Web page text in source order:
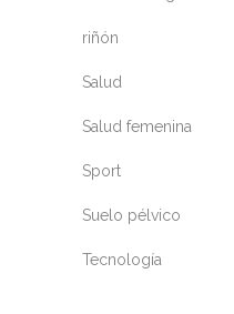
riñón
Salud
Salud femenina
Sport
Suelo pélvico
Tecnología